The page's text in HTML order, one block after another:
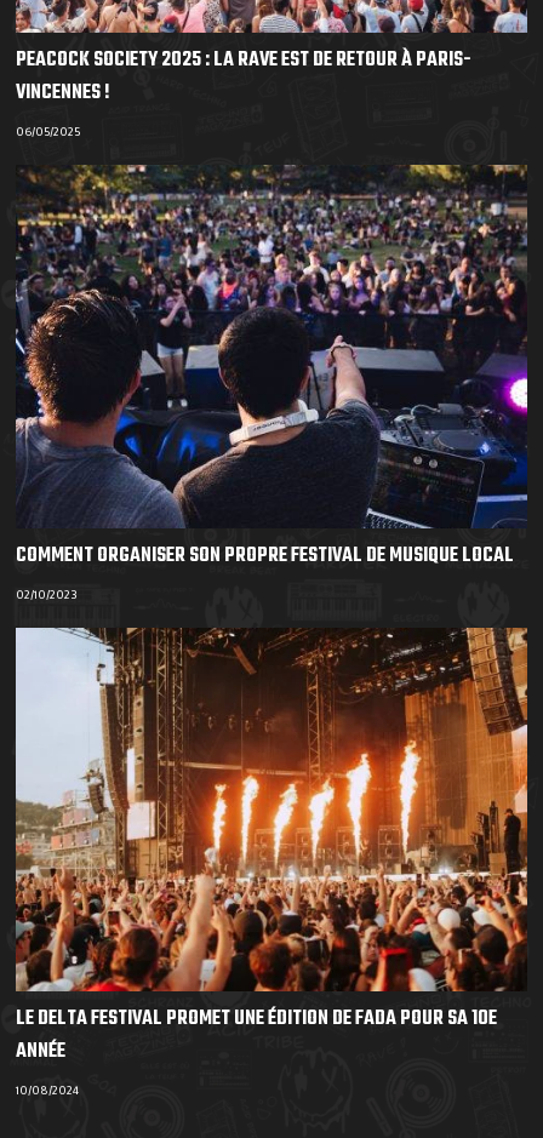
PEACOCK SOCIETY 2025 : LA RAVE EST DE RETOUR À PARIS-
VINCENNES !
06/05/2025
COMMENT ORGANISER SON PROPRE FESTIVAL DE MUSIQUE LOCAL
02/10/2023
LE DELTA FESTIVAL PROMET UNE ÉDITION DE FADA POUR SA 10E
ANNÉE
10/08/2024